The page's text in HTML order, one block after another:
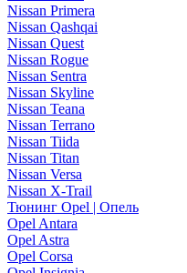
Nissan Primera
Nissan Qashqai
Nissan Quest
Nissan Rogue
Nissan Sentra
Nissan Skyline
Nissan Teana
Nissan Terrano
Nissan Tiida
Nissan Titan
Nissan Versa
Nissan X-Trail
Тюнинг Opel | Опель
Opel Antara
Opel Astra
Opel Corsa